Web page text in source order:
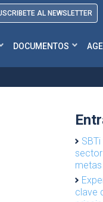
AL NEWSLETTER
DOCUMENTOS
clave